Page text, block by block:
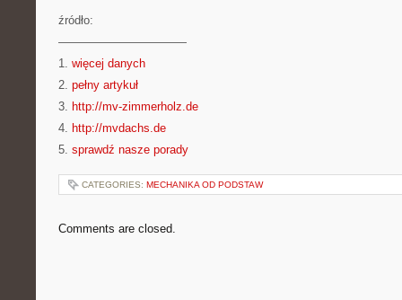
źródło:
———————————
1. więcej danych
2. pełny artykuł
3. http://mv-zimmerholz.de
4. http://mvdachs.de
5. sprawdź nasze porady
CATEGORIES: MECHANIKA OD PODSTAW
Comments are closed.